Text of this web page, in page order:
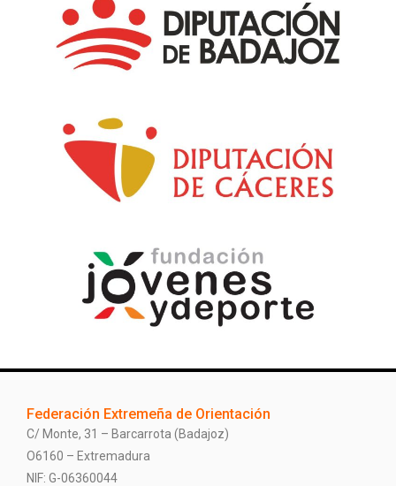
Federación Extremeña de Orientación
C/ Monte, 31 – Barcarrota (Badajoz)
O6160 – Extremadura
NIF: G-06360044